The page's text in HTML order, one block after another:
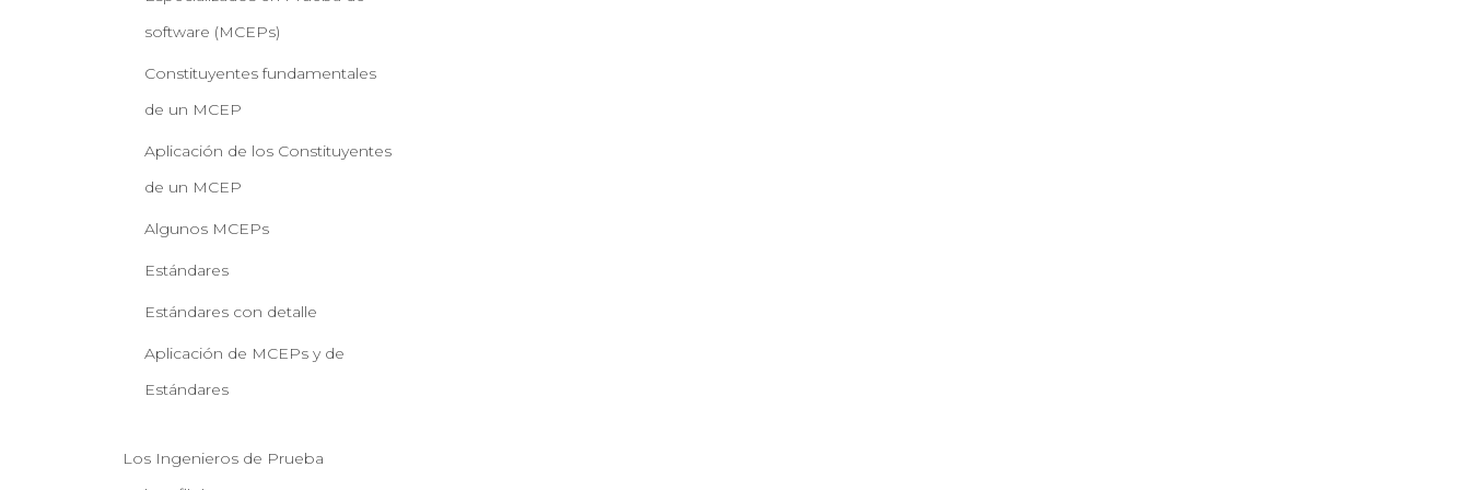
software (MCEPs)
Constituyentes fundamentales
de un MCEP
Aplicación de los Constituyentes
de un MCEP
Algunos MCEPs
Estándares
Estándares con detalle
Aplicación de MCEPs y de
Estándares
Los Ingenieros de Prueba